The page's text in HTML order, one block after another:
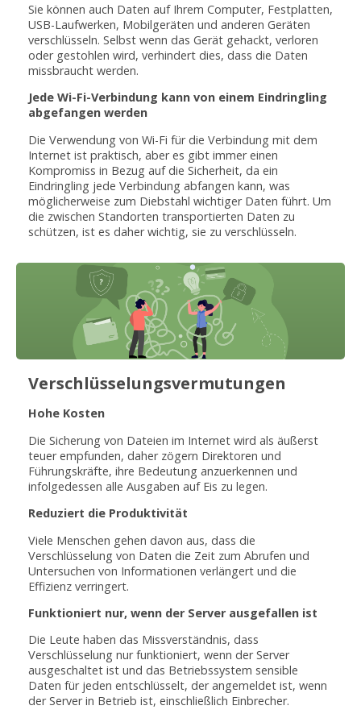
Sie können auch Daten auf Ihrem Computer, Festplatten,
USB-Laufwerken, Mobilgeräten und anderen Geräten
verschlüsseln. Selbst wenn das Gerät gehackt, verloren
oder gestohlen wird, verhindert dies, dass die Daten
missbraucht werden.
Jede Wi-Fi-Verbindung kann von einem Eindringling
abgefangen werden
Die Verwendung von Wi-Fi für die Verbindung mit dem
Internet ist praktisch, aber es gibt immer einen
Kompromiss in Bezug auf die Sicherheit, da ein
Eindringling jede Verbindung abfangen kann, was
möglicherweise zum Diebstahl wichtiger Daten führt. Um
die zwischen Standorten transportierten Daten zu
schützen, ist es daher wichtig, sie zu verschlüsseln.
Verschlüsselungsvermutungen
Hohe Kosten
Die Sicherung von Dateien im Internet wird als äußerst
teuer empfunden, daher zögern Direktoren und
Führungskräfte, ihre Bedeutung anzuerkennen und
infolgedessen alle Ausgaben auf Eis zu legen.
Reduziert die Produktivität
Viele Menschen gehen davon aus, dass die
Verschlüsselung von Daten die Zeit zum Abrufen und
Untersuchen von Informationen verlängert und die
Effizienz verringert.
Funktioniert nur, wenn der Server ausgefallen ist
Die Leute haben das Missverständnis, dass
Verschlüsselung nur funktioniert, wenn der Server
ausgeschaltet ist und das Betriebssystem sensible
Daten für jeden entschlüsselt, der angemeldet ist, wenn
der Server in Betrieb ist, einschließlich Einbrecher.